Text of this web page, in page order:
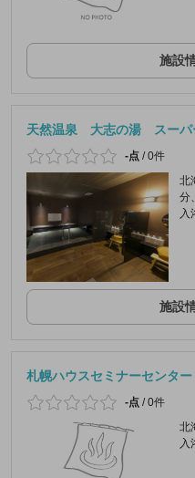
施設
天然温泉 大志の湯 スーパ
-点 /0件
北
分
入
施設
札幌ハウスセミナーセンター
-点 /0件
北
入